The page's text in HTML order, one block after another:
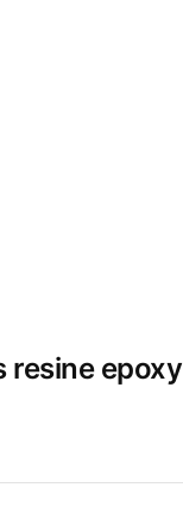
resine epoxy